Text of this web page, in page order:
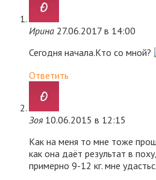
Ирина 27.06.2017 в 14:00
Сегодня начала.Кто со мной?
Ответить
Зоя 10.06.2015 в 12:15
Как на меня то мне тоже
как она даёт результат в
примерно 9-12 кг. мне